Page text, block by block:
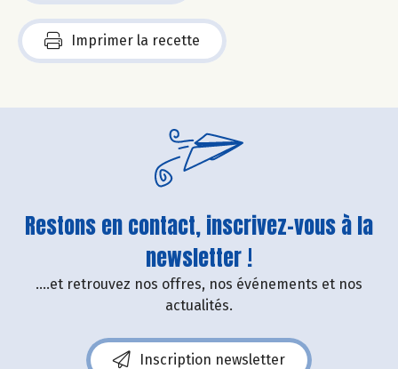
Imprimer la recette
Restons en contact, inscrivez-vous à la
newsletter !
....et retrouvez nos offres, nos événements et nos
actualités.
Inscription newsletter